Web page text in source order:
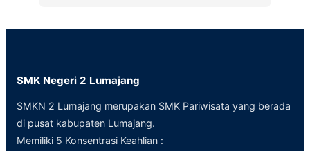
SMK Negeri 2 Lumajang
SMKN 2 Lumajang merupakan SMK Pariwisata yang berada
di pusat kabupaten Lumajang.
Memiliki 5 Konsentrasi Keahlian :